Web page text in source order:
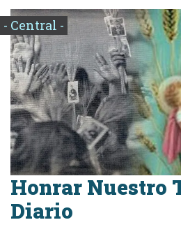
- Central -
Honrar Nuestro
Diario